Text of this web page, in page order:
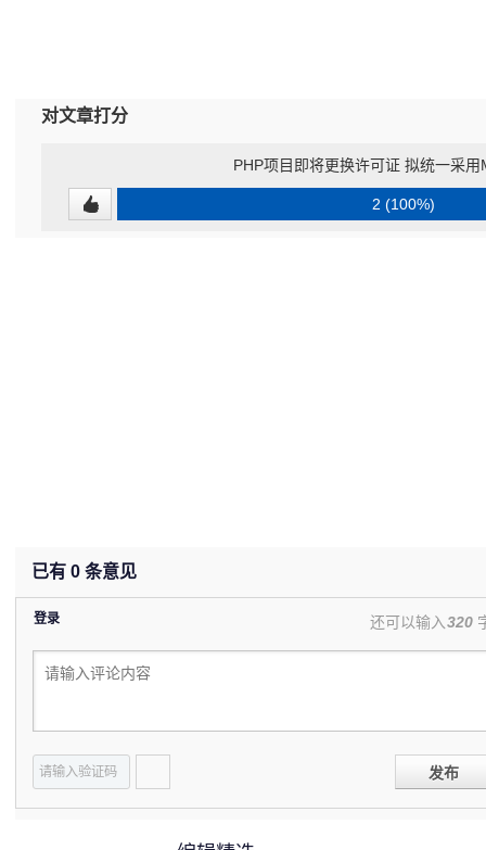
对文章打分
PHP项目即将更换许可证 拟统一采
2 (100%)
已有 0 条意见
登录 还可以输入320
发布